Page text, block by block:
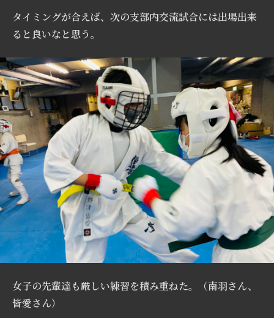
タイミングが合えば、次の支部内交流試合には出場出来
ると良いなと思う。
女子の先輩達も厳しい練習を積み重ねた。（南羽さん、
皆愛さん）